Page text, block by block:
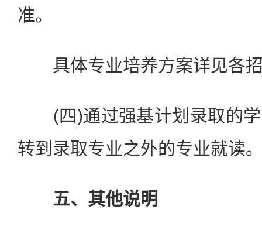
准。
具体专业培养方案详见各招
(四)通过强基计划录取的学
转到录取专业之外的专业就读
五、其他说明